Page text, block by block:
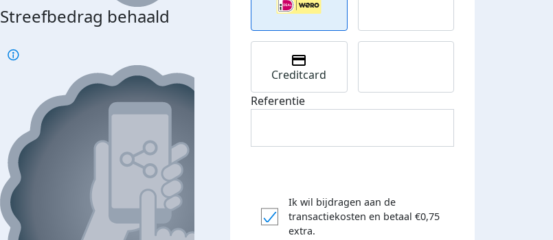
Streefbedrag behaald Streefbedrag verhoogd
Creditcard
Referentie
Ik wil bijdragen aan de
transactiekosten en betaal €0,75
extra.